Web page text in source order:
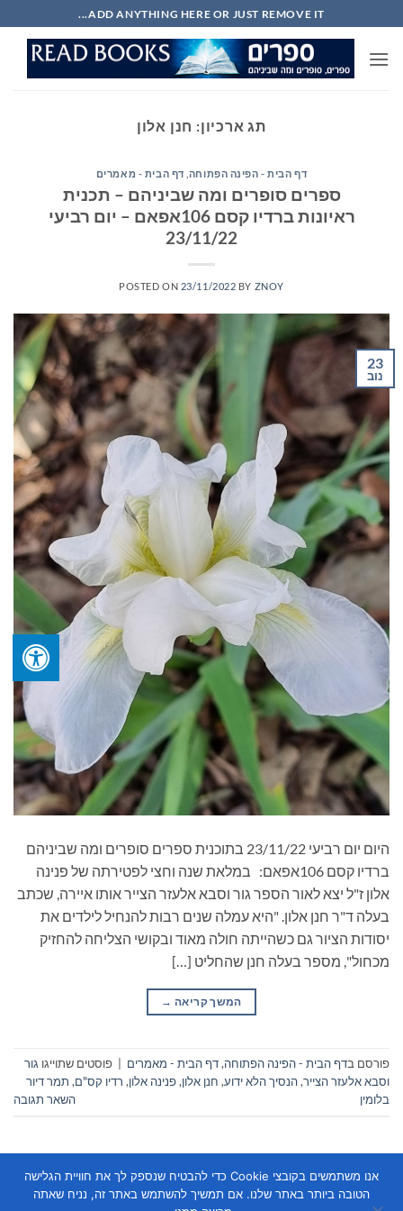
to
content
ADD ANYTHING HERE OR JUST REMOVE IT...
תג ארכיון: חנן אלון
דף הבית - הפינה הפתוחה דף הבית - מאמרים
ספרים סופרים ומה שביניהם – תכנית
ראיונות ברדיו קסם 106אפאם – יום רביעי
23/11/22
POSTED ON 23/11/2022 BY ZNOY
23
נוב
היום יום רביעי 23/11/22 בתוכנית ספרים סופרים ומה שביניהם
ברדיו קסם 106אפאם: במלאת שנה וחצי לפטירתה של פנינה
אלון ז"ל יצא לאור הספר גור וסבא אלעזר הצייר אותו איירה, שכתב
בעלה ד"ר חנן אלון. "היא עמלה שנים רבות להנחיל לילדים את
יסודות הציור גם כשהייתה חולה מאוד ובקושי הצליחה להחזיק
מכחול", מספר בעלה חנן שהחליט […]
המשך קריאה →
פורסם בדף הבית - הפינה הפתוחה,דף הבית - מאמרים פוסטים שתוייגו גור
וסבא אלעזר הצייר,הנסיך הלא ידוע, חנן אלון,פנינה אלון, רדיו קס"ם, תמר דיור
בלומין
השאר תגובה
אנו משתמשים בקובצי Cookie כדי להבטיח שנספק לך את חוויית הגלישה
הטובה ביותר באתר שלנו. אם תמשיך להשתמש באתר זה, נניח שאתה